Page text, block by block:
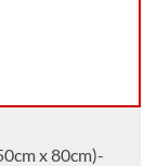
x 80cm)-